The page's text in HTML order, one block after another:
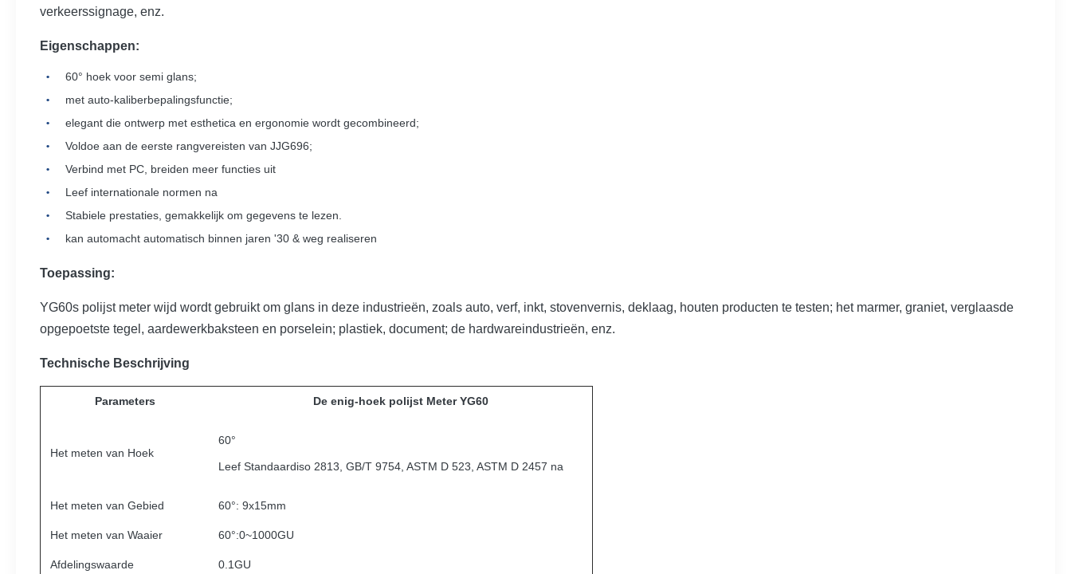
verkeerssignage, enz.
Eigenschappen:
60° hoek voor semi glans;
met auto-kaliberbepalingsfunctie;
elegant die ontwerp met esthetica en ergonomie wordt gecombineerd;
Voldoe aan de eerste rangvereisten van JJG696;
Verbind met PC, breiden meer functies uit
Leef internationale normen na
Stabiele prestaties, gemakkelijk om gegevens te lezen.
kan automacht automatisch binnen jaren '30 & weg realiseren
Toepassing:
YG60s polijst meter wijd wordt gebruikt om glans in deze industrieën, zoals auto, verf, inkt, stovenvernis, deklaag, houten producten te testen; het marmer, graniet, verglaasde
opgepoetste tegel, aardewerkbaksteen en porselein; plastiek, document; de hardwareindustrieën, enz.
Technische Beschrijving
Parameters De enig-hoek polijst Meter YG60
Het meten van Hoek
60°
Leef Standaardiso 2813, GB/T 9754, ASTM D 523, ASTM D 2457 na
Het meten van Gebied 60°: 9x15mm
Het meten van Waaier 60°:0~1000GU
Afdelingswaarde 0.1GU